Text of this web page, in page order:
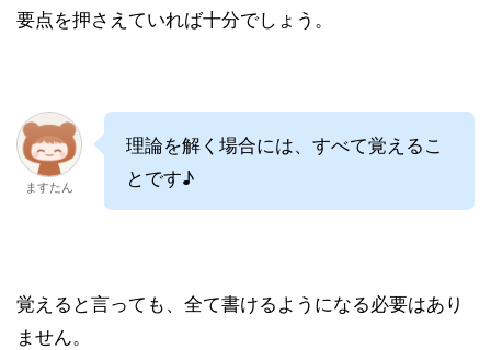
要点を押さえていれば十分でしょう。
ますたん
理論を解く場合には、すべて覚えるこ
とです♪
覚えると言っても、全て書けるようになる必要はあり
ません。